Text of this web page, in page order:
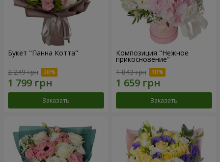
Букет "Панна Котта"
2 249 грн
Заказать
Композиция "Нежное
прикосновение"
1 843 грн
Заказать